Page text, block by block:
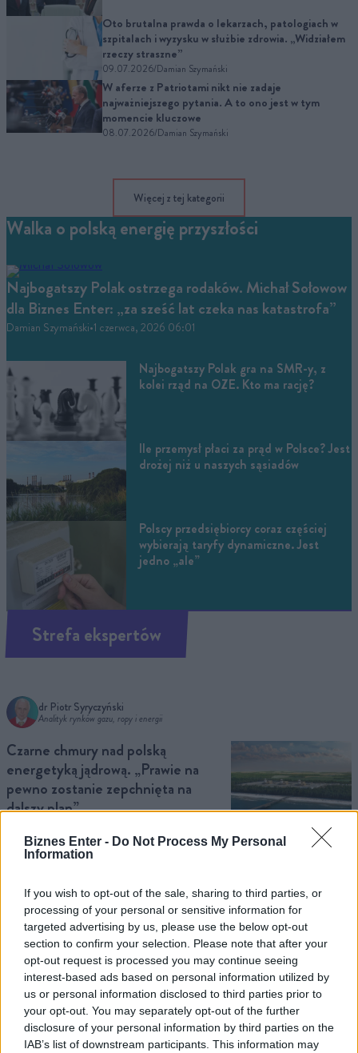
Biznes Enter - Do Not Process My Personal
Information
If you wish to opt-out of the sale, sharing to third parties, or
processing of your personal or sensitive information for
targeted advertising by us, please use the below opt-out
section to confirm your selection. Please note that after your
opt-out request is processed you may continue seeing
interest-based ads based on personal information utilized by
us or personal information disclosed to third parties prior to
your opt-out. You may separately opt-out of the further
disclosure of your personal information by third parties on the
IAB’s list of downstream participants. This information may
Oto brutalna prawda o lekarzach, patologiach w
szpitalach i wyzysku w służbie zdrowia. „Widziałem
rzeczy straszne”
09.07.2026/Damian Szymański
W aferze z Patriotami nikt nie zadaje
najważniejszego pytania. A to ono jest w tym
momencie kluczowe
08.07.2026/Damian Szymański
Więcej z tej kategorii
Walka o polską energię przyszłości
Najbogatszy Polak ostrzega rodaków. Michał Sołowow
dla Biznes Enter: „za sześć lat czeka nas katastrofa”
Damian Szymański•1 czerwca, 2026 06:01
Najbogatszy Polak gra na SMR-y, z
kolei rząd na OZE. Kto ma rację?
Ile przemysł płaci za prąd w Polsce? Jest
drożej niż u naszych sąsiadów
Polscy przedsiębiorcy coraz częściej
wybierają taryfy dynamiczne. Jest
jedno „ale”
Strefa ekspertów
dr Piotr Syryczyński
Analityk rynków gazu, ropy i energii
Czarne chmury nad polską
energetyką jądrową. „Prawie na
pewno zostanie zepchnięta na
dalszy plan”
W ciszy gabinetów amerykański Departament Energii przygotował prawdziwą rewolucję
dla tamtejszego sektora atomowego. Jej skutki dosięgną również Polskę. Prawie na
pewno polski projekt zostanie zepchnięty…
Damian Szymański
Redaktor naczelny Biznes Enter
Podwyżki pensji o 20 proc., sushi
piątki, BMW 7 i darmowy basen.
Firma dała pracownikom wszystko,
a wyniki i tak spadają. Jak to
możliwe?
Rozmawiałem ostatnio z kolegą, który opowiedział mi historię jednej z największych